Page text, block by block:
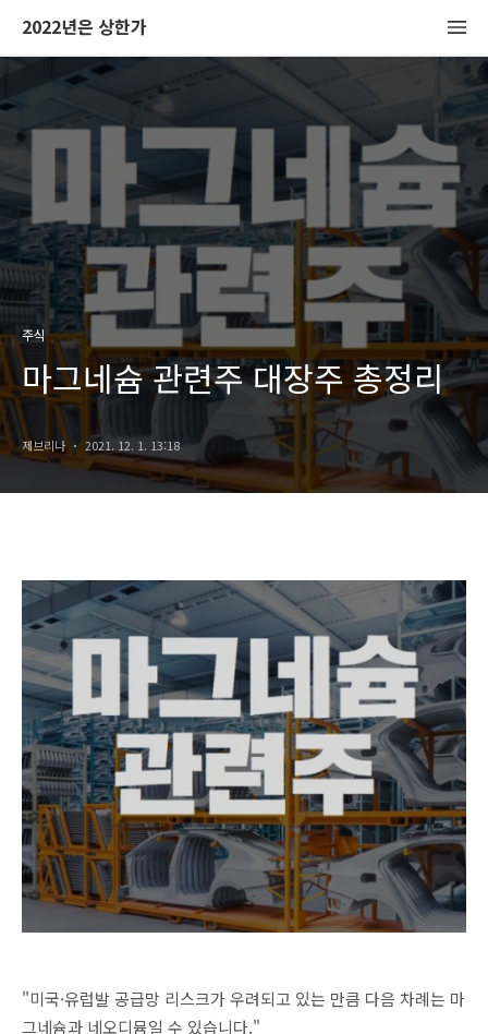
2022년은 상한가
주식
마그네슘 관련주 대장주 총정리
제브리나 2021. 12. 1. 13:18
"미국·유럽발 공급망 리스크가 우려되고 있는 만큼 다음 차례는 마
그네슘과 네오디뮴일 수 있습니다."